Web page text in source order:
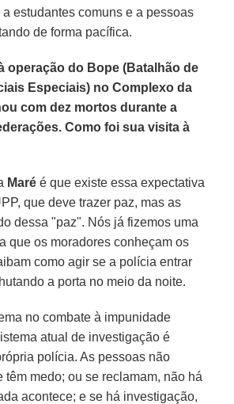
estudantes comuns e a pessoas
de forma pacífica.
operação do Bope (Batalhão de
Especiais) no Complexo da
com dez mortos durante a
Como foi sua visita à
Maré é que existe essa expectativa
que deve trazer paz, mas as
dessa "paz". Nós já fizemos uma
que os moradores conheçam os
como agir se a polícia entrar
a porta no meio da noite.
no combate à impunidade
atual de investigação é
polícia. As pessoas não
têm medo; ou se reclamam, não há
acontece; e se há investigação,